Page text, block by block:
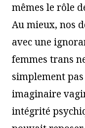
mêmes le rôle
Au mieux, nos
avec une
femmes trans
simplement
imaginaire
intégrité